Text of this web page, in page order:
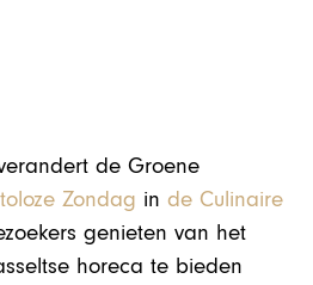
de Groene
Zondag inde Culinaire
genieten van het
horeca te bieden